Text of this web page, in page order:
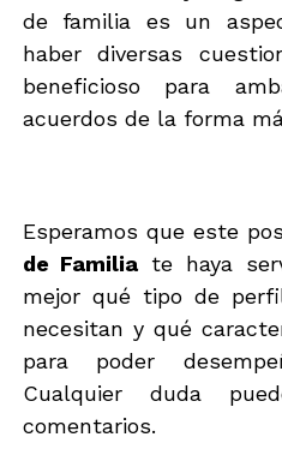
de familia es un
haber diversas
beneficioso para
acuerdos de la forma
Esperamos que este
de Familia te haya
mejor qué tipo de
necesitan y qué
para poder
Cualquier duda
comentarios.